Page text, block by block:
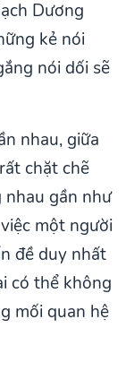
Dương
kẻ nói
nói dối sẽ
nhau, giữa
chặt chẽ
gần như
một người
đề duy nhất
có thể không
mối quan hệ